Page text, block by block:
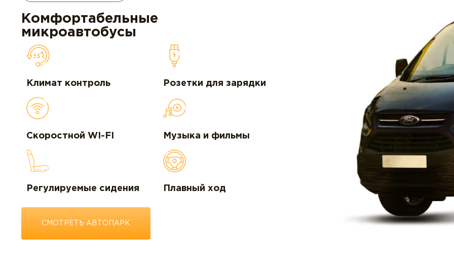
Комфортабельные
микроавтобусы
Климат контроль Розетки для зарядки
Скоростной WI-FI Музыка и фильмы
Регулируемые сидения Плавный ход
СМОТРЕТЬ АВТОПАРК